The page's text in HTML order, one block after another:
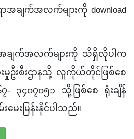
အချက်အလက်များကို download
အလက်များကို သိရှိလိုပါက
ဦးစီးဌာနသို့ လူကိုယ်တိုင်ဖြစ်စေ
၃၄၀၇၀၅၁ သို့ဖြစ်စေ ရုံးချိန်
းမြန်းနိုင်ပါသည်။